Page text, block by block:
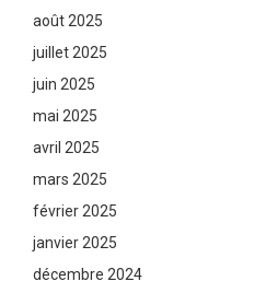
août 2025
juillet 2025
juin 2025
mai 2025
avril 2025
mars 2025
février 2025
janvier 2025
décembre 2024